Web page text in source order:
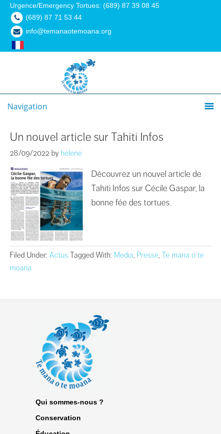
Urgence/Emergency Tortues: (689) 87 39 08 45
(689) 87 71 53 44
info@temanaotemoana.org
Navigation
Un nouvel article sur Tahiti Infos
28/09/2022 by helene
Découvrez un nouvel article de
Tahiti Infos sur Cécile Gaspar, la
bonne fée des tortues.
Filed Under: Actus Tagged With: Media, Presse, Te mana o te
moana
Qui sommes-nous ?
Conservation